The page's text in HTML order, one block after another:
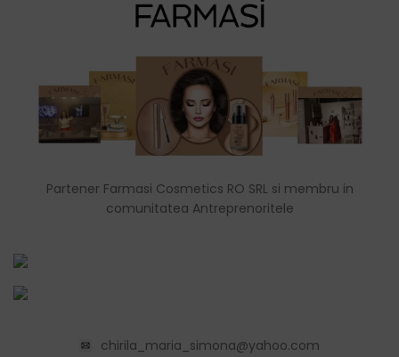
Partener Farmasi Cosmetics RO SRL si membru in
comunitatea Antreprenoritele
chirila_maria_simona@yahoo.com